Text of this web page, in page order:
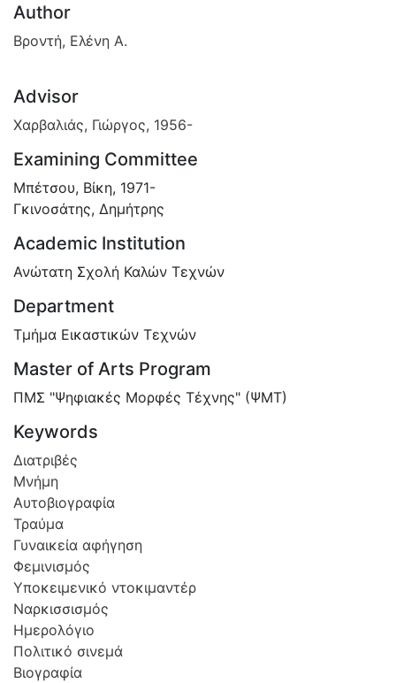
Author
Βροντή, Ελένη Α.
Advisor
Χαρβαλιάς, Γιώργος, 1956-
Examining Committee
Μπέτσου, Βίκη, 1971-
Γκινοσάτης, Δημήτρης
Academic Institution
Ανώτατη Σχολή Καλών Τεχνών
Department
Τμήμα Εικαστικών Τεχνών
Master of Arts Program
ΠΜΣ "Ψηφιακές Μορφές Τέχνης" (ΨΜΤ)
Keywords
Διατριβές
Μνήμη
Αυτοβιογραφία
Τραύμα
Γυναικεία αφήγηση
Φεμινισμός
Υποκειμενικό ντοκιμαντέρ
Ναρκισσισμός
Ημερολόγιο
Πολιτικό σινεμά
Βιογραφία